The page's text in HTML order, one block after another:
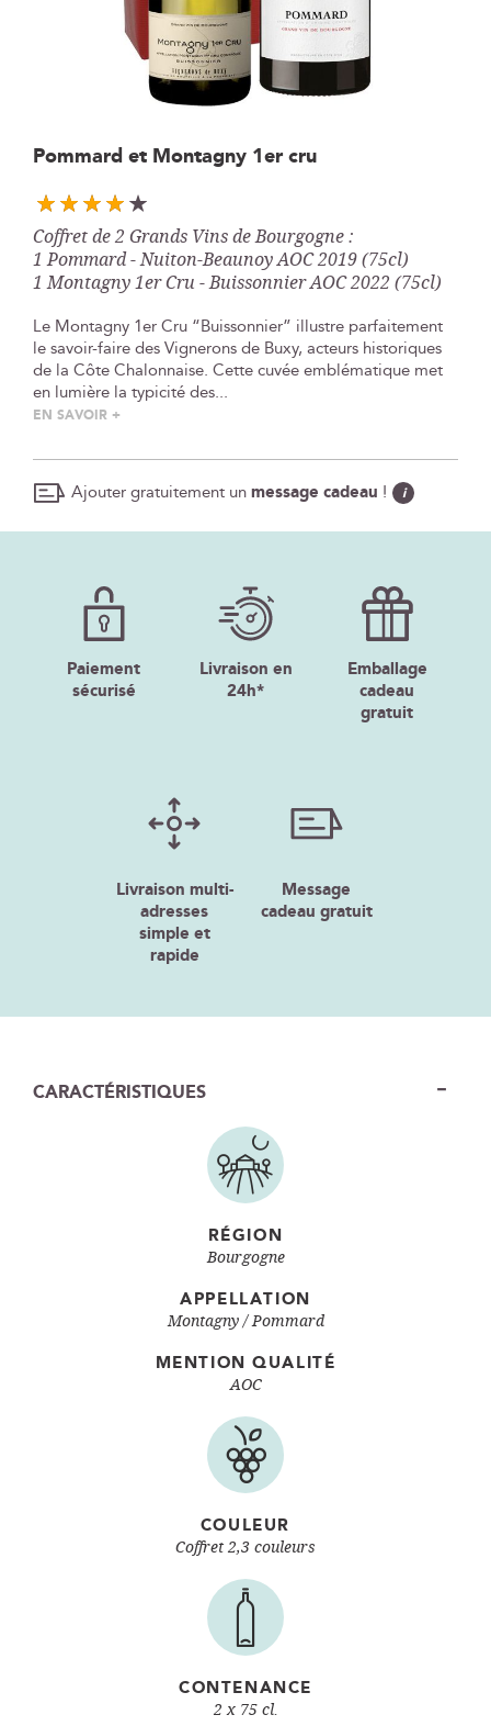
Skip
the
beginning
of
the
images
Pommard et Montagny 1er cru
Coffret de 2 Grands Vins de Bourgogne :
1 Pommard - Nuiton-Beaunoy AOC 2019 (75cl)
1 Montagny 1er Cru - Buissonnier AOC 2022 (75cl)
Le Montagny 1er Cru “Buissonnier” illustre parfaitement
le savoir-faire des Vignerons de Buxy, acteurs historiques
de la Côte Chalonnaise. Cette cuvée emblématique met
en lumière la typicité des...
EN SAVOIR +
Ajouter gratuitement unmessage cadeau ! i
Paiement
sécurisé
Livraison en
24h*
Emballage
cadeau
gratuit
Livraison multi-
adresses
simple et
rapide
Message
cadeau gratuit
CARACTÉRISTIQUES
RÉGION
Bourgogne
APPELLATION
Montagny Pommard
MENTION QUALITÉ
AOC
COULEUR
Coffret 2,3 couleurs
CONTENANCE
2 x 75 cl.